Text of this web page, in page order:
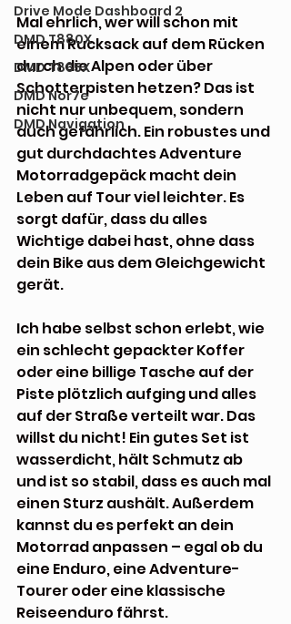
Drive Mode Dashboard 2
DMD T880X
DMD T865X
DMD Nor7e
DMD Navigation
Mal ehrlich, wer will schon mit
einem Rucksack auf dem Rücken
durch die Alpen oder über
Schotterpisten hetzen? Das ist
nicht nur unbequem, sondern
auch gefährlich. Ein robustes und
gut durchdachtes Adventure
Motorradgepäck macht dein
Leben auf Tour viel leichter. Es
sorgt dafür, dass du alles
Wichtige dabei hast, ohne dass
dein Bike aus dem Gleichgewicht
gerät.
Ich habe selbst schon erlebt, wie
ein schlecht gepackter Koffer
oder eine billige Tasche auf der
Piste plötzlich aufging und alles
auf der Straße verteilt war. Das
willst du nicht! Ein gutes Set ist
wasserdicht, hält Schmutz ab
und ist so stabil, dass es auch mal
einen Sturz aushält. Außerdem
kannst du es perfekt an dein
Motorrad anpassen – egal ob du
eine Enduro, eine Adventure-
Tourer oder eine klassische
Reiseenduro fährst.